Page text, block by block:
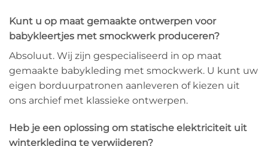
Kunt u op maat gemaakte ontwerpen voor
babykleertjes met smockwerk produceren?
Absoluut. Wij zijn gespecialiseerd in op maat
gemaakte babykleding met smockwerk. U kunt uw
eigen borduurpatronen aanleveren of kiezen uit
ons archief met klassieke ontwerpen.
Heb je een oplossing om statische elektriciteit uit
winterkleding te verwijderen?